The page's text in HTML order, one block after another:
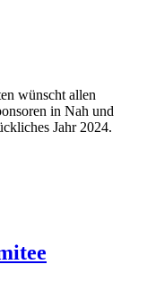
wünscht allen
in Nah und
Jahr 2024.